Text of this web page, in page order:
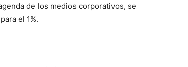
de los medios corporativos, se
el 1%.